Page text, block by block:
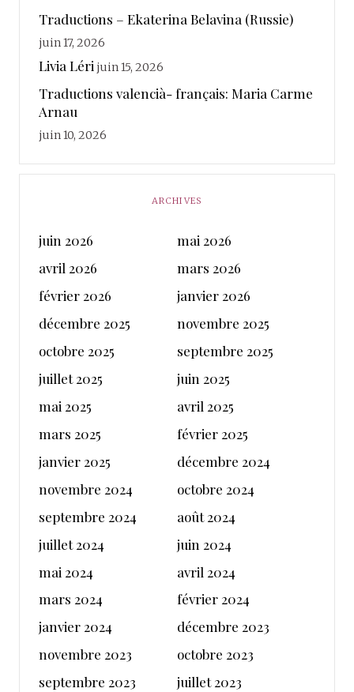
Traductions – Ekaterina Belavina (Russie)
juin 17, 2026
Livia Léri juin 15, 2026
Traductions valencià- français: Maria Carme
Arnau
juin 10, 2026
ARCHIVES
juin 2026
mai 2026
avril 2026
mars 2026
février 2026
janvier 2026
décembre 2025
novembre 2025
octobre 2025
septembre 2025
juillet 2025
juin 2025
mai 2025
avril 2025
mars 2025
février 2025
janvier 2025
décembre 2024
novembre 2024
octobre 2024
septembre 2024
août 2024
juillet 2024
juin 2024
mai 2024
avril 2024
mars 2024
février 2024
janvier 2024
décembre 2023
novembre 2023
octobre 2023
septembre 2023
juillet 2023